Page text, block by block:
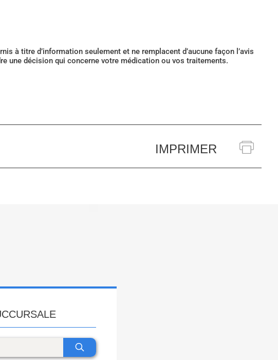
à titre d’information seulement et ne remplacent d’aucune façon l’avis
une décision qui concerne votre médication ou vos traitements.
IMPRIMER